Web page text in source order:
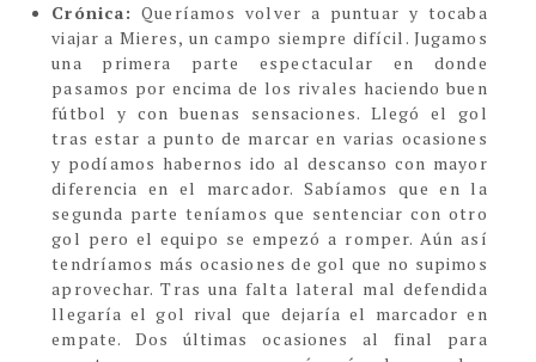
Crónica: Queríamos volver a puntuar y tocaba
viajar a Mieres, un campo siempre difícil. Jugamos
una primera parte espectacular en donde
pasamos por encima de los rivales haciendo buen
fútbol y con buenas sensaciones. Llegó el gol
tras estar a punto de marcar en varias ocasiones
y podíamos habernos ido al descanso con mayor
diferencia en el marcador. Sabíamos que en la
segunda parte teníamos que sentenciar con otro
gol pero el equipo se empezó a romper. Aún así
tendríamos más ocasiones de gol que no supimos
aprovechar. Tras una falta lateral mal defendida
llegaría el gol rival que dejaría el marcador en
empate. Dos últimas ocasiones al final para